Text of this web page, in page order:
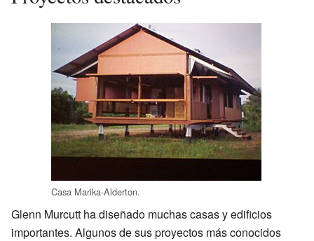
Casa Marika-Alderton.
Glenn Murcutt ha diseñado muchas casas y edificios
importantes. Algunos de sus proyectos más conocidos